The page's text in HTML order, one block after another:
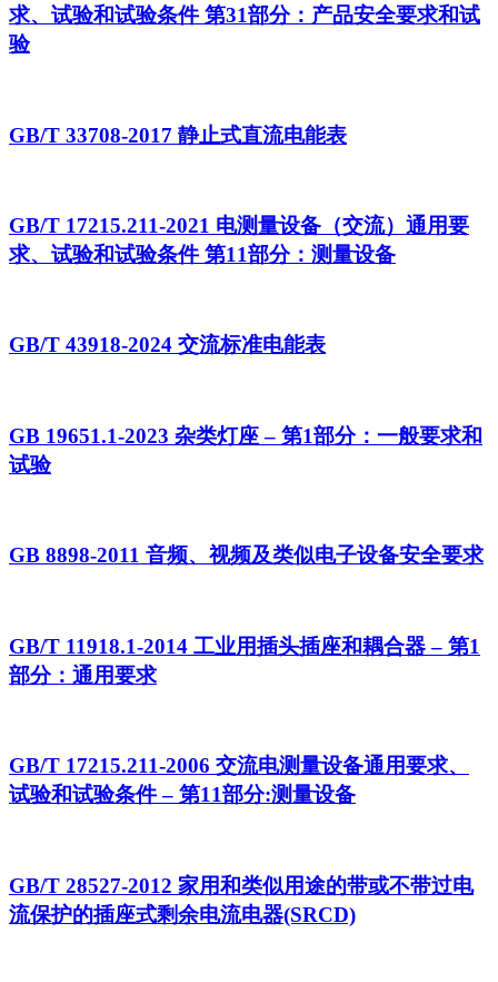
求、试验和试验条件 第31部分：产品安全要求和试
验
GB/T 33708-2017 静止式直流电能表
GB/T 17215.211-2021 电测量设备（交流）通用要
求、试验和试验条件 第11部分：测量设备
GB/T 43918-2024 交流标准电能表
GB 19651.1-2023 杂类灯座 – 第1部分：一般要求和
试验
GB 8898-2011 音频、视频及类似电子设备安全要求
GB/T 11918.1-2014 工业用插头插座和耦合器 – 第1
部分：通用要求
GB/T 17215.211-2006 交流电测量设备通用要求、
试验和试验条件 – 第11部分:测量设备
GB/T 28527-2012 家用和类似用途的带或不带过电
流保护的插座式剩余电流电器(SRCD)